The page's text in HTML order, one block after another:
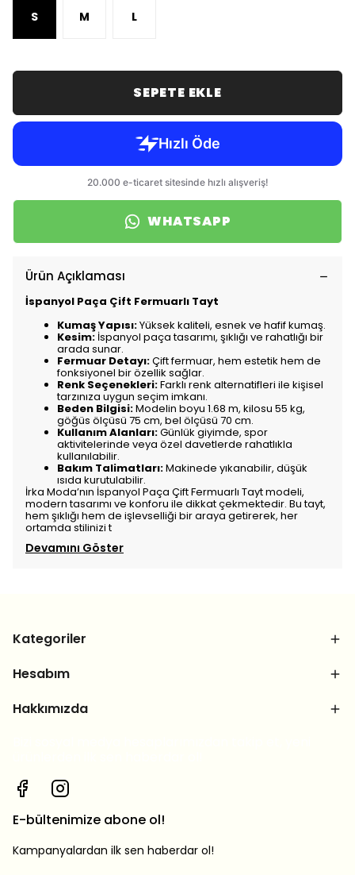
S M L
SEPETE EKLE
WHATSAPP
Ürün Açıklaması
İspanyol Paça Çift Fermuarlı Tayt
Kumaş Yapısı:Yüksek kaliteli, esnek ve hafif kumaş.
Kesim: İspanyol paça tasarımı, şıklığı ve rahatlığı bir
arada sunar.
Fermuar Detayı:Çift fermuar, hem estetik hem de
fonksiyonel bir özellik sağlar.
Renk Seçenekleri:Farklı renk alternatifleri ile kişisel
tarzınıza uygun seçim imkanı.
Beden Bilgisi:Modelin boyu 1.68 m, kilosu 55 kg,
göğüs ölçüsü 75 cm, bel ölçüsü 70 cm.
Kullanım Alanları:Günlük giyimde, spor
aktivitelerinde veya özel davetlerde rahatlıkla
kullanılabilir.
Bakım Talimatları:Makinede yıkanabilir, düşük
ısıda kurutulabilir.
İrka Moda’nın İspanyol Paça Çift Fermuarlı Tayt modeli,
modern tasarımı ve konforu ile dikkat çekmektedir. Bu tayt,
hem şıklığı hem de işlevselliği bir araya getirerek, her
ortamda stilinizi t
Devamını Göster
Kategoriler
Hesabım
Hakkımızda
E-bültenimize abone ol!
Kampanyalardan ilk sen haberdar ol!